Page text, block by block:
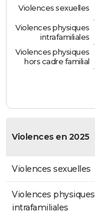
Violences sexuelles
Violences physiques
intrafamiliales
Violences physiques
hors cadre familial
Violences en 2025
Violences sexuelles
Violences physiques
intrafamiliales